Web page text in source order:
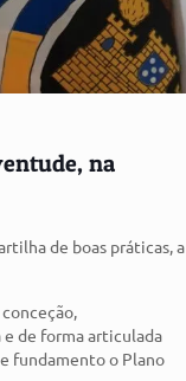
na
de boas práticas, a
de forma articulada
fundamento o Plano